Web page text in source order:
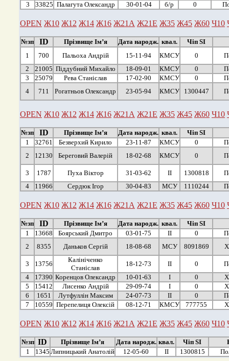
3
33825 Палагута Олександр 30-01-04 б/р 0
OPEN Ж10 Ж12 Ж14 Ж16 Ж21А Ж21Е Ж35 Ж45 Ж60 Ч10
№зп ID Прізвище Ім’я Дата народж. квал.
Чіп SI
1
700 Пальоха Андрій 15-11-94 КМСУ 0
2
21005 Піддубний Михайло 18-09-01 КМСУ 0
3
25079 Рева Станіслав 17-02-90 КМСУ 0
4
711 Рогатньов Олександр 23-05-94 КМСУ 1300447
OPEN Ж10 Ж12 Ж14 Ж16 Ж21А Ж21Е Ж35 Ж45 Ж60 Ч10
№зп ID Прізвище Ім’я Дата народж. квал.
Чіп SI
1
32761 Безверхий Кирило 23-11-87 КМСУ 0
2
12130 Береговий Валерій 18-02-68 КМСУ 0
3 1787 Пуха Віктор 31-03-62 ІІ 1300818
4
11966 Сердюк Ігор 30-04-83 МСУ 1110244
OPEN Ж10 Ж12 Ж14 Ж16 Ж21А Ж21Е Ж35 Ж45 Ж60 Ч10
№зп ID Прізвище Ім’я Дата народж. квал.
Чіп SI
1
13668 Боярський Дмитро 03-01-75 ІІ 0
2
8355 Даньков Сергій 18-08-68 МСУ 8091869
3 13756
Калініченко
Станіслав
18-12-73 ІІ 0
4
17390 Коренцов Олександр 10-01-63 І 0
5
15412 Лисенко Андрій 29-09-74 І 0
6
1651 Лутфуллін Максим 24-07-73 ІІ 0
7
10559 Перепелиця Олексій 08-12-71 КМСУ 777755
OPEN Ж10 Ж12 Ж14 Ж16 Ж21А Ж21Е Ж35 Ж45 Ж60 Ч10
№зп ID Прізвище Ім’я Дата народж. квал. Чіп SI
1
1345 Липницький Анатолій 12-05-60 ІІ 1300815